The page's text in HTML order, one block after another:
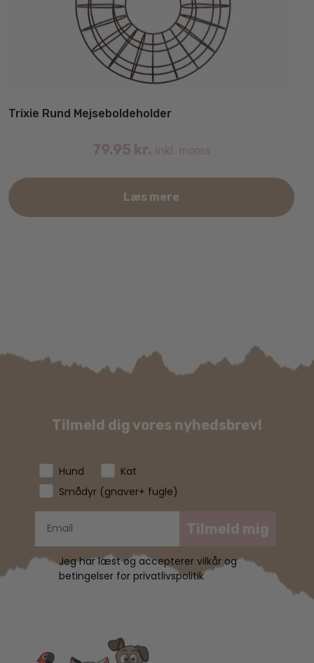
Trixie Rund Mejseboldeholder
79.95 kr. inkl. moms
Læs mere
Tilmeld dig vores nyhedsbrev!
Hund
Kat
Smådyr (gnaver+ fugle)
Tilmeld mig
Jeg har læst og accepterer vilkår og
betingelser for privatlivspolitik